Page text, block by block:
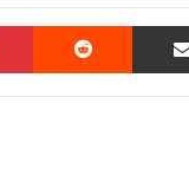
Pinterest Reddit